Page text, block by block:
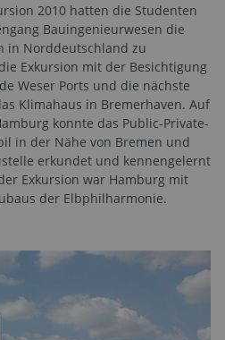
2010 hatten die Studenten
Bauingenieurwesen die
in Norddeutschland zu
Exkursion mit der Besichtigung
Weser Ports und die nächste
Klimahaus in Bremerhaven. Auf
konnte das Public-Private-
in der Nähe von Bremen und
erkundet und kennengelernt
Exkursion war Hamburg mit
der Elbphilharmonie.